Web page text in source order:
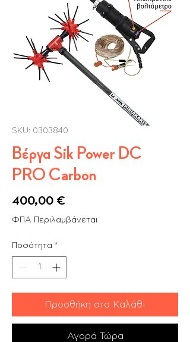
SKU: 0303840
Βέργα Sik Power DC
PRO Carbon
400,00 €Τιμή
ΦΠΑ Περιλαμβάνεται
Ποσότητα *
Προσθήκη στο Καλάθι
Αγορά Τώρα